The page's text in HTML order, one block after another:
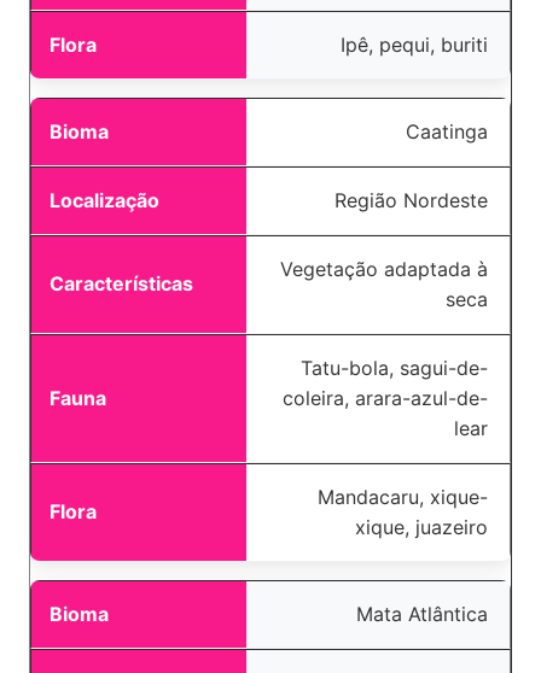
Ipê, pequi, buriti
Caatinga
Região Nordeste
Vegetação adaptada à
seca
Tatu-bola, sagui-de-
coleira, arara-azul-de-
lear
Mandacaru, xique-
xique, juazeiro
Mata Atlântica